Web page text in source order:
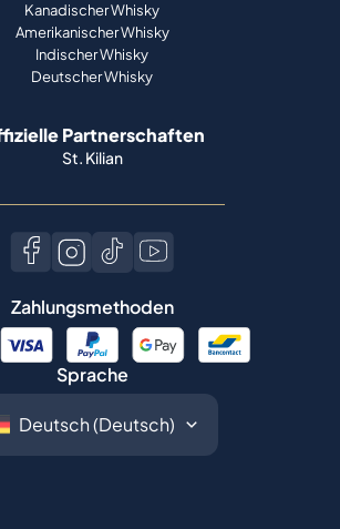
Kanadischer Whisky
Amerikanischer Whisky
Indischer Whisky
Deutscher Whisky
Partnerschaften
St. Kilian
Zahlungsmethoden
Sprache